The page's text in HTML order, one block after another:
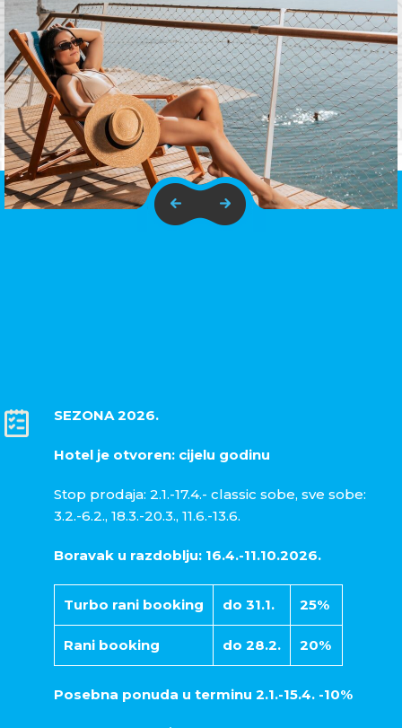
SEZONA 2026.
Hotel je otvoren: cijelu godinu
Stop prodaja: 2.1.-17.4.- classic sobe, sve sobe:
3.2.-6.2., 18.3.-20.3., 11.6.-13.6.
Boravak u razdoblju: 16.4.-11.10.2026.
Turbo rani booking do 31.1. 25%
Rani booking do 28.2. 20%
Posebna ponuda u terminu 2.1.-15.4. -10%